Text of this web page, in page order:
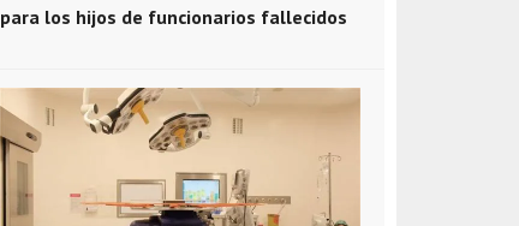
para los hijos de funcionarios fallecidos